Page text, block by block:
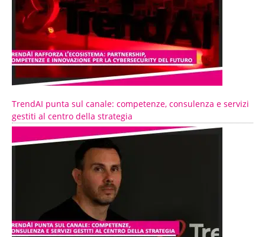
TrendAI punta sul canale: competenze, consulenza e servizi
gestiti al centro della strategia